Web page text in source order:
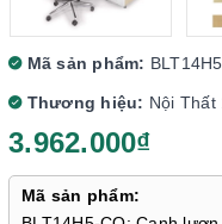
Mã sản phẩm:
Thương hiệu: Nội Thất
3.962.000₫
Mã sản phẩm: